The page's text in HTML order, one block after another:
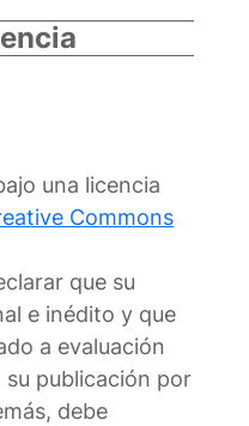
una licencia
Commons
que su
e inédito y que
a evaluación
su publicación por
debe